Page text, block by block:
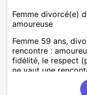
Femme divorcé(e)
amoureuse
Femme 59 ans,
rencontre :
fidélité, le respect
ne vaut une
messages pour
deux et le désir de